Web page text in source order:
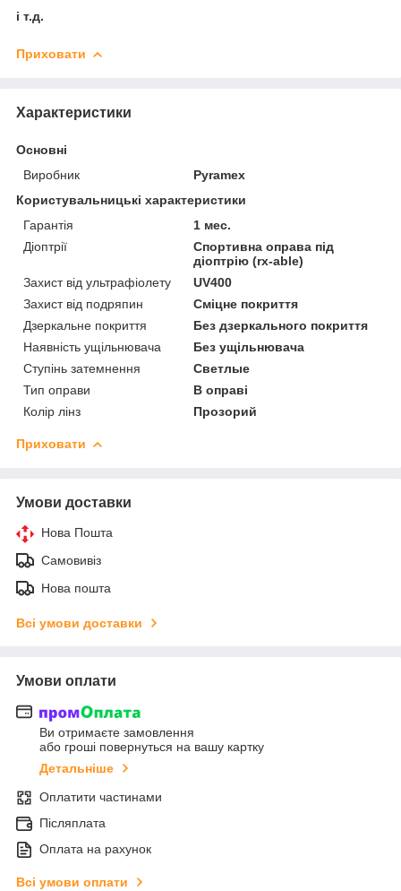
і т.д.
Приховати
Характеристики
Основні
Виробник
Pyramex
Користувальницькі характеристики
Гарантія
1 мес.
Діоптрії
Спортивна оправа під
діоптрію (rx-able)
Захист від ультрафіолету
UV400
Захист від подряпин
Сміцне покриття
Дзеркальне покриття
Без дзеркального покриття
Наявність ущільнювача
Без ущільнювача
Ступінь затемнення
Светлые
Тип оправи
В оправі
Колір лінз
Прозорий
Приховати
Умови доставки
Нова Пошта
Самовивіз
Нова пошта
Всі умови доставки
Умови оплати
Ви отримаєте замовлення
або гроші повернуться на вашу картку
Детальніше
Оплатити частинами
Післяплата
Оплата на рахунок
Всі умови оплати